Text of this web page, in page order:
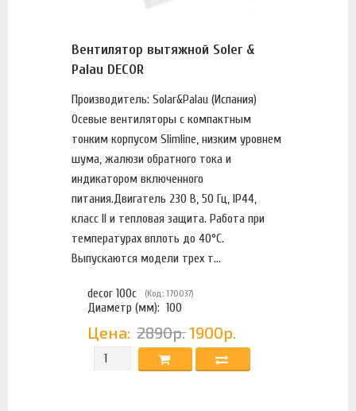
Вентилятор вытяжной Soler &
Palau DECOR
Производитель: Solar&Palau (Испания)
Осевые вентиляторы с компактным
тонким корпусом Slimline, низким уровнем
шума, жалюзи обратного тока и
индикатором включенного
питания.Двигатель 230 В, 50 Гц, IP44,
класс II и тепловая защита. Работа при
температурах вплоть до 40°C.
Выпускаются модели трех т...
decor 100c (Код: 170037)
Диаметр (мм): 100
Цена: 2890р. 1900р.